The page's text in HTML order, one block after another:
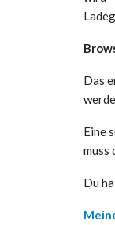
Das
Eine
muss
Du